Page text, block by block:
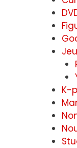
K-